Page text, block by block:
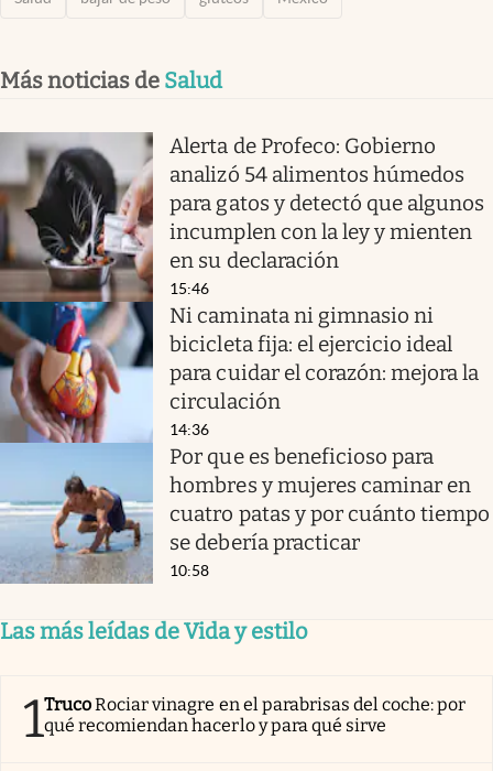
Más noticias de Salud
Alerta de Profeco: Gobierno
analizó 54 alimentos húmedos
para gatos y detectó que algunos
incumplen con la ley y mienten
en su declaración
15:46
Ni caminata ni gimnasio ni
bicicleta fija: el ejercicio ideal
para cuidar el corazón: mejora la
circulación
14:36
Por que es beneficioso para
hombres y mujeres caminar en
cuatro patas y por cuánto tiempo
se debería practicar
10:58
Las más leídas de Vida y estilo
1TrucoRociar vinagre en el parabrisas del coche: por
qué recomiendan hacerlo y para qué sirve